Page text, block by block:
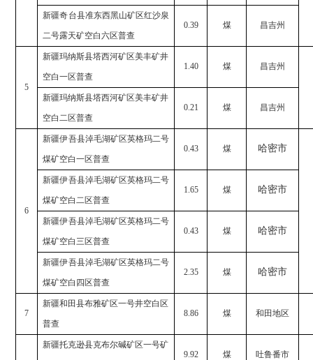
新疆奇台县准东西黑山矿区红沙泉
二号露天矿空白六区普查
0.39 煤 昌吉州
5
新疆玛纳斯县塔西河矿区美丰矿井
空白一区普查
1.40 煤 昌吉州
新疆玛纳斯县塔西河矿区美丰矿井
空白二区普查
0.21 煤 昌吉州
6
新疆伊吾县淖毛湖矿区英格玛二号
煤矿空白一区普查
0.43 煤 哈密市
新疆伊吾县淖毛湖矿区英格玛二号
煤矿空白二区普查
1.65 煤 哈密市
新疆伊吾县淖毛湖矿区英格玛二号
煤矿空白三区普查
0.43 煤 哈密市
新疆伊吾县淖毛湖矿区英格玛二号
煤矿空白四区普查
2.35 煤 哈密市
7
新疆和田县布雅矿区一号井空白区
普查
8.86 煤 和田地区
新疆托克逊县克布尔碱矿区一号矿
9.92
煤 吐鲁番市